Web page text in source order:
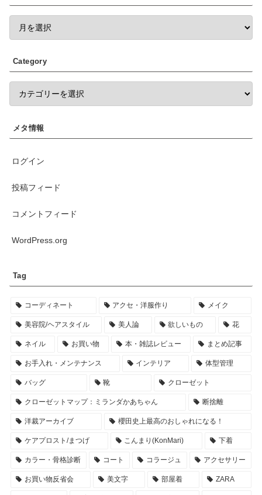
Category
メタ情報
ログイン
投稿フィード
コメントフィード
WordPress.org
Tag
コーディネート アクセ・洋服作り メイク
美容院/ヘアスタイル 美人論 欲しいもの 花
ネイル お買い物 本・雑誌レビュー まとめ記事
お手入れ・メンテナンス インテリア 体型管理
バッグ 靴 クローゼット
クローゼットマップ：ミランダかあちゃん 断捨離
洋裁アーカイブ 櫻田史上最高のおしゃれになる！
ケアプロスト/まつげ こんまり(KonMari) 下着
カラー・骨格診断 コート コラージュ アクセサリー
お買い物反省会 美文字 部屋着 ZARA